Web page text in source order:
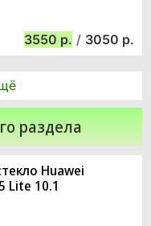
3550 / 3050
раздела
Huawei
Lite 10.1